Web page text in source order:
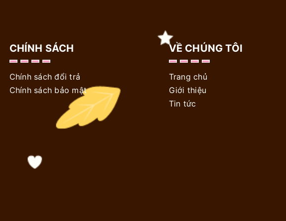
CHÍNH SÁCH
Chính sách đổi trả
Chính sách bảo mật
VỀ CHÚNG TÔI
Trang chủ
Giới thiệu
Tin tức